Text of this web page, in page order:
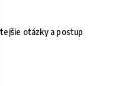
otázky a postup